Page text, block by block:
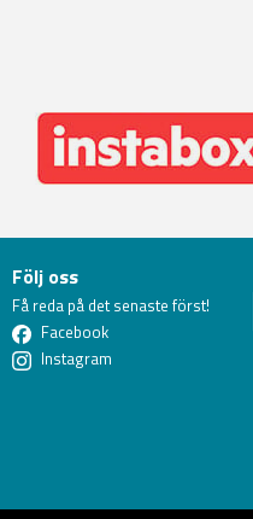
Följ oss
Få reda på det senaste först!
Facebook
Instagram